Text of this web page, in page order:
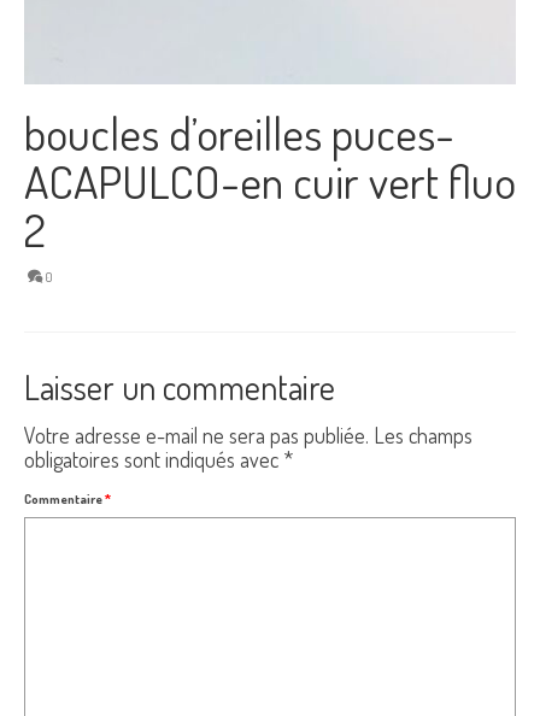
boucles d’oreilles puces-
ACAPULCO-en cuir vert fluo
2
0
Laisser un commentaire
Votre adresse e-mail ne sera pas publiée. Les champs
obligatoires sont indiqués avec *
Commentaire*